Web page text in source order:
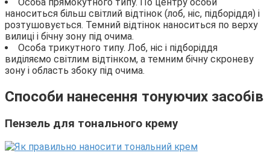
наноситься більш світлий відтінок (лоб, ніс, підборіддя) і
розтушовується. Темний відтінок наноситься по верху
вилиці і бічну зону під очима.
Особа трикутного типу. Лоб, ніс і підборіддя
виділяємо світлим відтінком, а темним бічну скроневу
зону і область збоку під очима.
Способи нанесення тонуючих засобів
Пензель для тонального крему